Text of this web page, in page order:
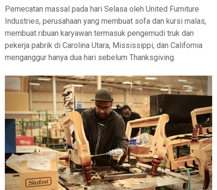
Pemecatan massal pada hari Selasa oleh United Furniture
Industries, perusahaan yang membuat sofa dan kursi malas,
membuat ribuan karyawan termasuk pengemudi truk dan
pekerja pabrik di Carolina Utara, Mississippi, dan California
menganggur hanya dua hari sebelum Thanksgiving.